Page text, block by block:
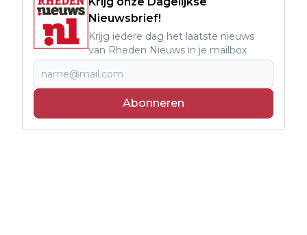
Nieuwsbrief!
Krijg iedere dag het laatste nieuws
van Rheden Nieuws in je mailbox
Abonneren